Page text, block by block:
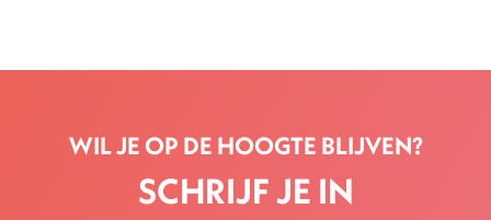
WIL JE OP DE HOOGTE BLIJVEN?
SCHRIJF JE IN